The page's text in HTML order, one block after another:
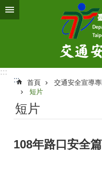
跳到主要內容區塊
:::
:::
首頁 交通安全宣導
短片
短片
108年路口安全篇